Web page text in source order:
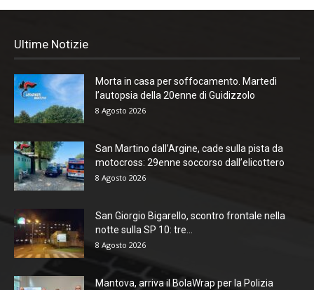
Ultime Notizie
Morta in casa per soffocamento. Martedì
l’autopsia della 20enne di Guidizzolo
8 Agosto 2026
San Martino dall’Argine, cade sulla pista da
motocross: 29enne soccorso dall’elicottero
8 Agosto 2026
San Giorgio Bigarello, scontro frontale nella
notte sulla SP 10: tre...
8 Agosto 2026
Mantova, arriva il BolaWrap per la Polizia